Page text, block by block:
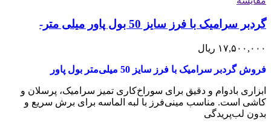
گردبر سرامیک با فرز سایز 50 بول پاور میلی متر-
۱۷,۵۰۰,۰۰۰ ریال
فروش گردبر سرامیک با فرز سایز 50 میلی‌متر بول پاور
ابزاری بادوام و دقیق برای سوراخ‌کاری تمیز سرامیک، پرسلان و
کاشی است. مناسب مینی‌فرز با لبه الماسه برای برش سریع و
بدون لب‌پریدگی